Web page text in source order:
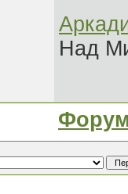
Над
Форум